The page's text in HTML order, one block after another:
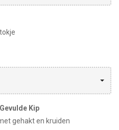
Kip
gehakt en kruiden